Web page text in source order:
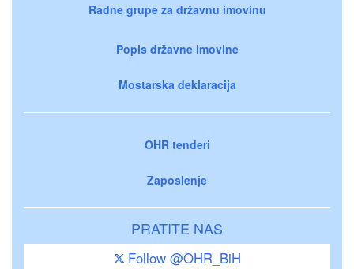
Radne grupe za državnu imovinu
Popis državne imovine
Mostarska deklaracija
OHR tenderi
Zaposlenje
PRATITE NAS
Follow @OHR_BiH